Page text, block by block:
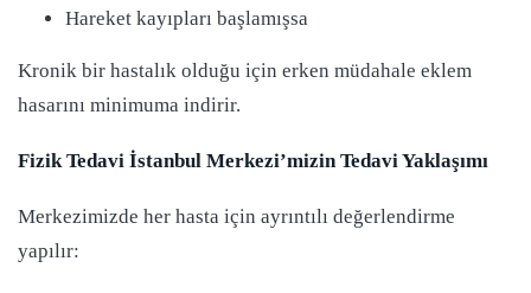
Hareket kayıpları başlamışsa
Kronik bir hastalık olduğu için erken müdahale eklem
hasarını minimuma indirir.
Fizik Tedavi İstanbul Merkezi’mizin Tedavi Yaklaşımı
Merkezimizde her hasta için ayrıntılı değerlendirme
yapılır: